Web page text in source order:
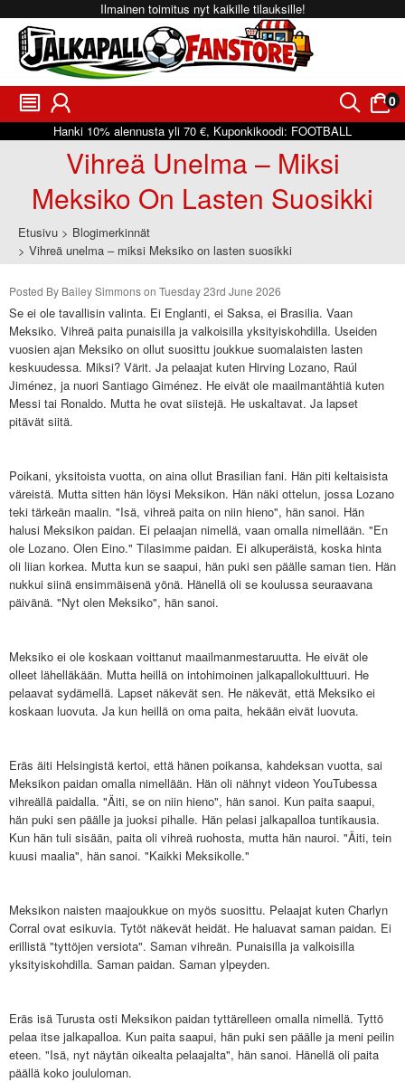
Ilmainen toimitus nyt kaikille tilauksille!
󰂩 󰃳 󰂨 0
󰃠
Hanki 10% alennusta yli 70 €, Kuponkikoodi: FOOTBALL
Vihreä Unelma – Miksi
Meksiko On Lasten Suosikki
Etusivu
Blogimerkinnät
Vihreä unelma – miksi Meksiko on lasten suosikki
Posted By Bailey Simmons on Tuesday 23rd June 2026
Se ei ole tavallisin valinta. Ei Englanti, ei Saksa, ei Brasilia. Vaan
Meksiko. Vihreä paita punaisilla ja valkoisilla yksityiskohdilla. Useiden
vuosien ajan Meksiko on ollut suosittu joukkue suomalaisten lasten
keskuudessa. Miksi? Värit. Ja pelaajat kuten Hirving Lozano, Raúl
Jiménez, ja nuori Santiago Giménez. He eivät ole maailmantähtiä kuten
Messi tai Ronaldo. Mutta he ovat siistejä. He uskaltavat. Ja lapset
pitävät siitä.
Poikani, yksitoista vuotta, on aina ollut Brasilian fani. Hän piti keltaisista
väreistä. Mutta sitten hän löysi Meksikon. Hän näki ottelun, jossa Lozano
teki tärkeän maalin. "Isä, vihreä paita on niin hieno", hän sanoi. Hän
halusi Meksikon paidan. Ei pelaajan nimellä, vaan omalla nimellään. "En
ole Lozano. Olen Eino." Tilasimme paidan. Ei alkuperäistä, koska hinta
oli liian korkea. Mutta kun se saapui, hän puki sen päälle saman tien. Hän
nukkui siinä ensimmäisenä yönä. Hänellä oli se koulussa seuraavana
päivänä. "Nyt olen Meksiko", hän sanoi.
Meksiko ei ole koskaan voittanut maailmanmestaruutta. He eivät ole
olleet lähelläkään. Mutta heillä on intohimoinen jalkapallokulttuuri. He
pelaavat sydämellä. Lapset näkevät sen. He näkevät, että Meksiko ei
koskaan luovuta. Ja kun heillä on oma paita, hekään eivät luovuta.
Eräs äiti Helsingistä kertoi, että hänen poikansa, kahdeksan vuotta, sai
Meksikon paidan omalla nimellään. Hän oli nähnyt videon YouTubessa
vihreällä paidalla. "Äiti, se on niin hieno", hän sanoi. Kun paita saapui,
hän puki sen päälle ja juoksi pihalle. Hän pelasi jalkapalloa tuntikausia.
Kun hän tuli sisään, paita oli vihreä ruohosta, mutta hän nauroi. "Äiti, tein
kuusi maalia", hän sanoi. "Kaikki Meksikolle."
Meksikon naisten maajoukkue on myös suosittu. Pelaajat kuten Charlyn
Corral ovat esikuvia. Tytöt näkevät heidät. He haluavat saman paidan. Ei
erillistä "tyttöjen versiota". Saman vihreän. Punaisilla ja valkoisilla
yksityiskohdilla. Saman paidan. Saman ylpeyden.
Eräs isä Turusta osti Meksikon paidan tyttärelleen omalla nimellä. Tyttö
pelaa itse jalkapalloa. Kun paita saapui, hän puki sen päälle ja meni peilin
eteen. "Isä, nyt näytän oikealta pelaajalta", hän sanoi. Hänellä oli paita
päällä koko joululoman.